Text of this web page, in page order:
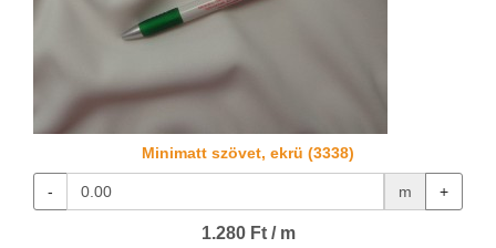
Minimatt szövet, ekrü (3338)
- m +
1.280 Ft / m